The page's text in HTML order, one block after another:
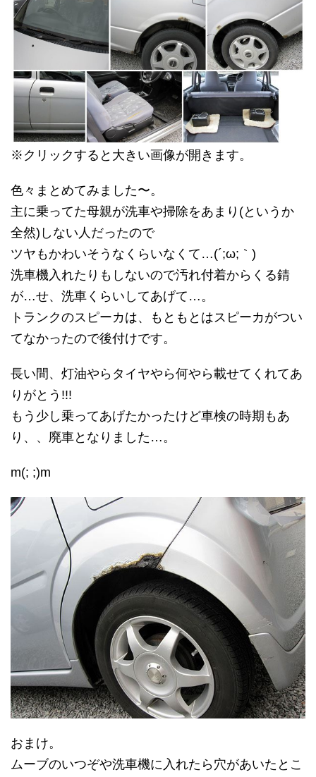
※クリックすると大きい画像が開きます。
色々まとめてみました〜。
主に乗ってた母親が洗車や掃除をあまり(というか
全然)しない人だったので
ツヤもかわいそうなくらいなくて…(´;ω;｀)
洗車機入れたりもしないので汚れ付着からくる錆
が…せ、洗車くらいしてあげて…。
トランクのスピーカは、もともとはスピーカがつい
てなかったので後付けです。
長い間、灯油やらタイヤやら何やら載せてくれてあ
りがとう!!!
もう少し乗ってあげたかったけど車検の時期もあ
り、、廃車となりました…。
m(; ;)m
おまけ。
ムーブのいつぞや洗車機に入れたら穴があいたとこ